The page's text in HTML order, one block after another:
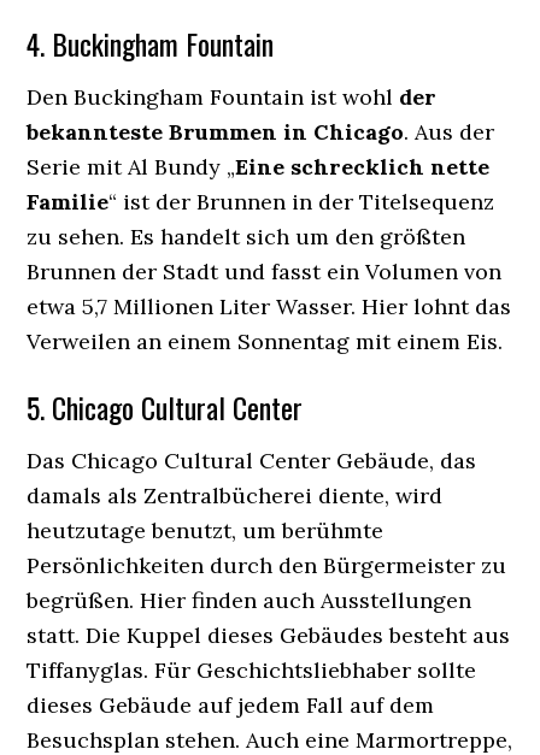
4. Buckingham Fountain
Den Buckingham Fountain ist wohl der
bekannteste Brummen in Chicago. Aus der
Serie mit Al Bundy „Eine schrecklich nette
Familie“ ist der Brunnen in der Titelsequenz
zu sehen. Es handelt sich um den größten
Brunnen der Stadt und fasst ein Volumen von
etwa 5,7 Millionen Liter Wasser. Hier lohnt das
Verweilen an einem Sonnentag mit einem Eis.
5. Chicago Cultural Center
Das Chicago Cultural Center Gebäude, das
damals als Zentralbücherei diente, wird
heutzutage benutzt, um berühmte
Persönlichkeiten durch den Bürgermeister zu
begrüßen. Hier finden auch Ausstellungen
statt. Die Kuppel dieses Gebäudes besteht aus
Tiffanyglas. Für Geschichtsliebhaber sollte
dieses Gebäude auf jedem Fall auf dem
Besuchsplan stehen. Auch eine Marmortreppe,